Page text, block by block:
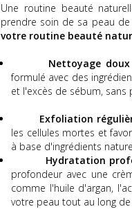
Une routine beauté
prendre soin de sa peau
votre routine beauté
Nettoyage doux
formulé avec des
et l'excès de sébum, sans
Exfoliation
les cellules mortes et
à base d'ingrédients
Hydratation
profondeur avec une
comme l'huile d'argan,
votre peau tout au long de